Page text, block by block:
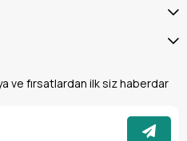
ve saatlerce süren ekstra
test ve onarım
iş güvenliği
özel olarak tasarlanmıştır.
ve fırsatlardan ilk siz haberdar